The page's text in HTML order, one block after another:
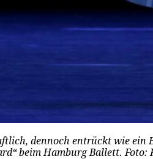
dennoch entrückt wie ein
beim Hamburg Ballett. Foto: